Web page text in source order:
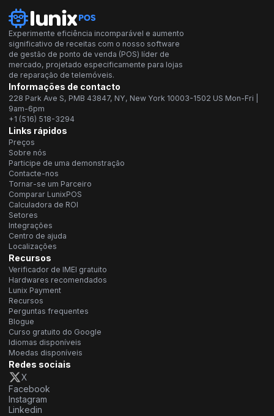
Experimente eficiência incomparável e aumento
significativo de receitas com o nosso software
de gestão de ponto de venda (POS) líder de
mercado, projetado especificamente para lojas
de reparação de telemóveis.
Informações de contacto
228 Park Ave S, PMB 43847, NY, New York 10003-1502 US Mon-Fri |
9am-6pm
+1 (516) 518-3294
Links rápidos
Preços
Sobre nós
Participe de uma demonstração
Contacte-nos
Tornar-se um Parceiro
Comparar LunixPOS
Calculadora de ROI
Setores
Integrações
Centro de ajuda
Localizações
Recursos
Verificador de IMEI gratuito
Hardwares recomendados
Lunix Payment
Recursos
Perguntas frequentes
Blogue
Curso gratuito do Google
Idiomas disponíveis
Moedas disponíveis
Redes sociais
X
Facebook
Instagram
Linkedin